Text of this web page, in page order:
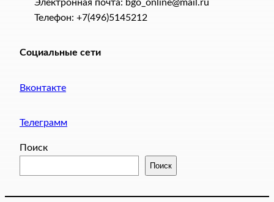
Электронная почта: bgo_online@mail.ru
Телефон: +7(496)5145212
Социальные сети
Вконтакте
Телеграмм
Поиск
Поиск